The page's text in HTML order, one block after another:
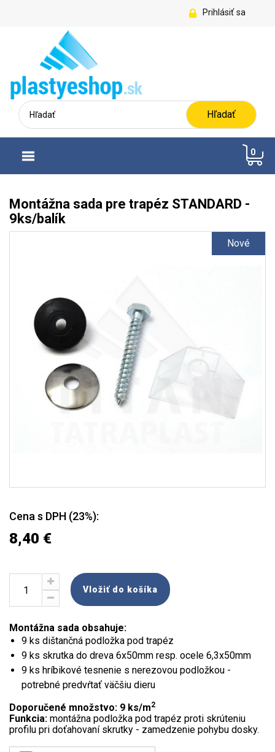
Prihlásiť sa
0
Hľadať
Montážna sada pre trapéz STANDARD -
9ks/balík
Nové
Cena s DPH (23%):
8,40 €
Vložiť do košíka
Montážna sada obsahuje:
9 ks dištančná podložka pod trapéz
9 ks skrutka do dreva 6x50mm resp. ocele 6,3x50mm
9 ks hríbikové tesnenie s nerezovou podložkou -
potrebné predvŕtať väčšiu dieru
Doporučené množstvo: 9 ks/m2
Funkcia: montážna podložka pod trapéz proti skrúteniu
profilu pri doťahovaní skrutky - zamedzenie pohybu dosky.